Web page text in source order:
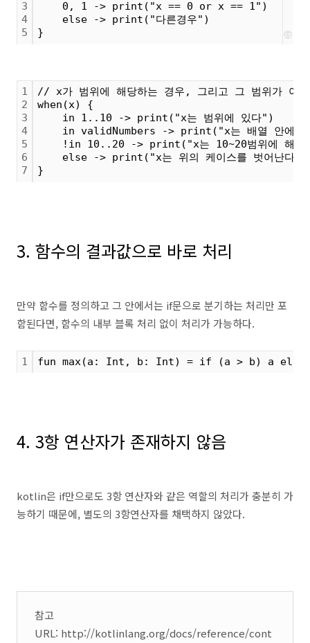
3
4
5
0, 1 -> print("x == 0 or x == 1")
else -> print("다른경우")
}
cs
1
2
3
4
5
6
7
// x가 범위에 해당하는 경우, 그리고 그 범위가 아
when(x) {
in 1..10 -> print("x는 범위에 있다")
in validNumbers -> print("x는 배열 안에
!in 10..20 -> print("x는 10~20범위에 해당
else -> print("x는 위의 케이스를 벗어난다")
}
3. 함수의 결과값으로 바로 처리
만약 함수를 정의하고 그 안에서는 if문으로 분기하는 처리만 포
함된다면, 함수의 내부 블록 처리 없이 처리가 가능하다.
1 fun max(a: Int, b: Int) = if (a > b) a else
4. 3항 연산자가 존재하지 않음
kotlin은 if만으로도 3항 연산자와 같은 역할의 처리가 충분히 가
능하기 때문에, 별도의 3항연산자를 채택하지 않았다.
참고
URL: http://kotlinlang.org/docs/reference/cont